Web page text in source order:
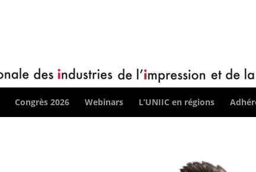
Congrès 2026 Webinars L’UNIIC en régions